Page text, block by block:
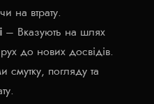
на втрату.
– Вказують на шлях
до нових досвідів.
смутку, погляду та